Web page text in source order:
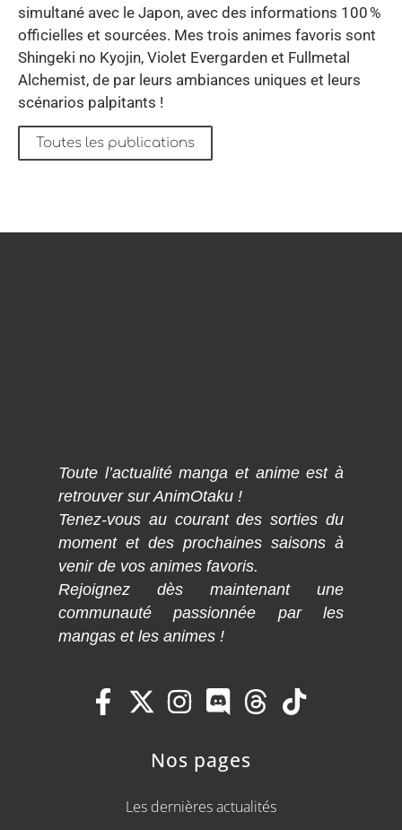
simultané avec le Japon, avec des informations 100 %
officielles et sourcées. Mes trois animes favoris sont
Shingeki no Kyojin, Violet Evergarden et Fullmetal
Alchemist, de par leurs ambiances uniques et leurs
scénarios palpitants !
Toutes les publications
Toute l’actualité manga et anime est à
retrouver sur AnimOtaku !
Tenez-vous au courant des sorties du
moment et des prochaines saisons à
venir de vos animes favoris.
Rejoignez dès maintenant une
communauté passionnée par les
mangas et les animes !
Nos pages
Les dernières actualités